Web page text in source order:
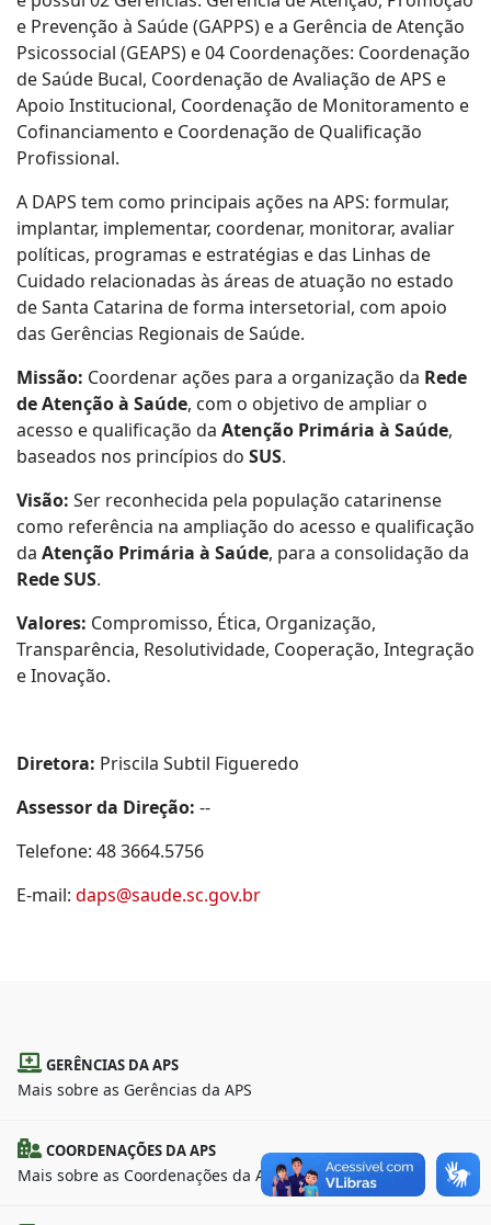
e Prevenção à Saúde (GAPPS) e a Gerência de Atenção
Psicossocial (GEAPS) e 04 Coordenações: Coordenação
de Saúde Bucal, Coordenação de Avaliação de APS e
Apoio Institucional, Coordenação de Monitoramento e
Cofinanciamento e Coordenação de Qualificação
Profissional.
A DAPS tem como principais ações na APS: formular,
implantar, implementar, coordenar, monitorar, avaliar
políticas, programas e estratégias e das Linhas de
Cuidado relacionadas às áreas de atuação no estado
de Santa Catarina de forma intersetorial, com apoio
das Gerências Regionais de Saúde.
Missão: Coordenar ações para a organização da Rede
de Atenção à Saúde, com o objetivo de ampliar o
acesso e qualificação da Atenção Primária à Saúde,
baseados nos princípios do SUS.
Visão: Ser reconhecida pela população catarinense
como referência na ampliação do acesso e qualificação
da Atenção Primária à Saúde, para a consolidação da
Rede SUS.
Valores: Compromisso, Ética, Organização,
Transparência, Resolutividade, Cooperação, Integração
e Inovação.
Diretora: Priscila Subtil Figueredo
Assessor da Direção: --
Telefone: 48 3664.5756
E-mail: daps@saude.sc.gov.br
GERÊNCIAS DA APS
Mais sobre as Gerências da APS
COORDENAÇÕES DA APS
Mais sobre as Coordenações da APS